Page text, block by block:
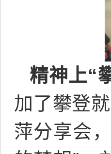
精神上“
加了攀登
萍分享会